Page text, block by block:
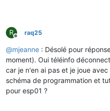
R
Offline
raq25
@mjeanne : Désolé pour
moment). Oui téléinfo
car je n'en ai pas et je joue
schéma de programmation et
pour esp01 ?